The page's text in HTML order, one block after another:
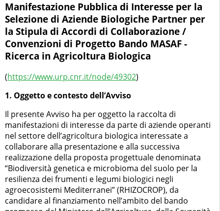
Manifestazione Pubblica di Interesse per la
Selezione di Aziende Biologiche Partner per
la Stipula di Accordi di Collaborazione /
Convenzioni di Progetto Bando MASAF -
Ricerca in Agricoltura Biologica
(https://www.urp.cnr.it/node/49302)
1. Oggetto e contesto dell’Avviso
Il presente Avviso ha per oggetto la raccolta di
manifestazioni di interesse da parte di aziende operanti
nel settore dell’agricoltura biologica interessate a
collaborare alla presentazione e alla successiva
realizzazione della proposta progettuale denominata
“Biodiversità genetica e microbioma del suolo per la
resilienza dei frumenti e legumi biologici negli
agroecosistemi Mediterranei” (RHIZOCROP), da
candidare al finanziamento nell’ambito del bando